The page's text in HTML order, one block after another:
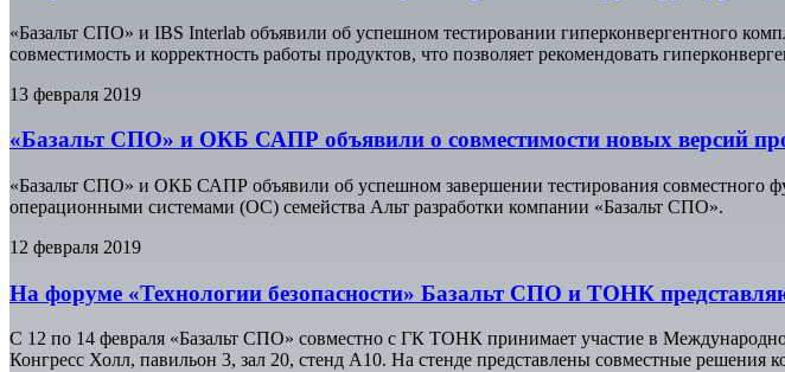
«Базальт СПО» и IBS Interlab объявили об успешном тестировании гиперконвергентного
совместимость и корректность работы продуктов, что позволяет рекомендовать
13 февраля 2019
«Базальт СПО» и ОКБ САПР объявили о совместимости новых версий
«Базальт СПО» и ОКБ САПР объявили об успешном завершении тестирования
операционными системами (ОС) семейства Альт разработки компании «Базальт СПО».
12 февраля 2019
На форуме «Технологии безопасности» Базальт СПО и ТОНК
С 12 по 14 февраля «Базальт СПО» совместно с ГК ТОНК принимает участие в
Конгресс Холл, павильон 3, зал 20, стенд А10. На стенде представлены совместные решения